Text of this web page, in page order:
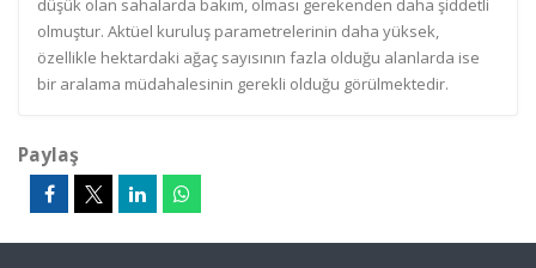
düşük olan sahalarda bakım, olması gerekenden daha şiddetli
olmuştur. Aktüel kuruluş parametrelerinin daha yüksek,
özellikle hektardaki ağaç sayısının fazla olduğu alanlarda ise
bir aralama müdahalesinin gerekli olduğu görülmektedir.
Paylaş